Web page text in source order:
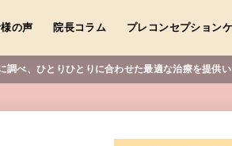
の声 院長コラム プレコンセプション
べ、ひとりひとりに合わせた最適な治療を提供い